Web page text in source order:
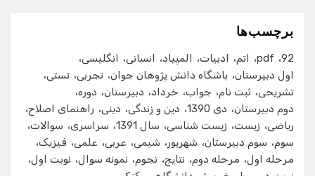
برچسب‌ها
92
pdf اتم ادبیات المپیاد انسانی
انگلیسی
اول دبیرستان
باشگاه دانش پژوهان جوان تجربی تستی
تشریحی ثبت نام جواب خرداد دبیرستان
دوره
دوم دبیرستان
دی 1390 دین و زندگی دینی
راهنمای اصلاح
ریاضی
زیست زیست شناسی سال 1391 سراسری
سوالات
سوم
سوم دبیرستان شهریور شیمی عربی علمی
فیزیک
مرحله اول
مرحله دوم نتایج نجوم نمونه سوال
نوبت اول